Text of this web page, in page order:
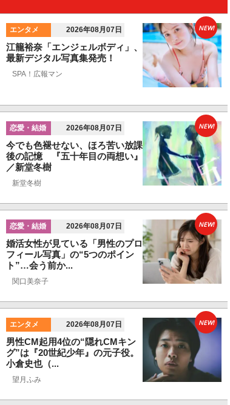
エンタメ 2026年08月07日
江籠裕奈「エンジェルボディ」、
最新デジタル写真集発売！
SPA！広報マン
NEW!
恋愛・結婚 2026年08月07日
今でも色褪せない、ほろ苦い放課
後の記憶 『五十年目の両想い』
／新堂冬樹
新堂冬樹
NEW!
恋愛・結婚 2026年08月07日
婚活女性が見ている「男性のプロ
フィール写真」の“5つのポイン
ト”…会う前か...
関口美奈子
NEW!
エンタメ 2026年08月07日
男性CM起用4位の“隠れCMキン
グ”は『20世紀少年』の元子役。
小倉史也（...
望月ふみ
NEW!